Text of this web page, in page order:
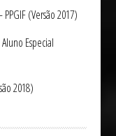
(Versão 2017)
Especial
2018)